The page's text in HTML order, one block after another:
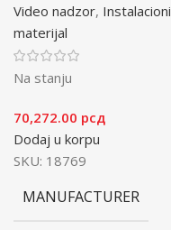
Video nadzor, Instalacioni
materijal
Na stanju
70,272.00 рсд
Dodaj u korpu
SKU: 18769
MANUFACTURER